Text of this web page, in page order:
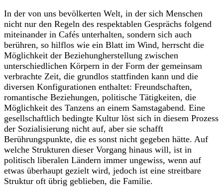
In der von uns bevölkerten Welt, in der sich Menschen
nicht nur den Regeln des respektablen Gesprächs folgend
miteinander in Cafés unterhalten, sondern sich auch
berühren, so hilflos wie ein Blatt im Wind, herrscht die
Möglichkeit der Beziehungherstellung zwischen
unterschiedlichen Körpern in der Form der gemeinsam
verbrachte Zeit, die grundlos stattfinden kann und die
diversen Konfigurationen enthaltet: Freundschaften,
romantische Beziehungen, politische Tätigkeiten, die
Möglichkeit des Tanzens an einem Samstagabend. Eine
gesellschaftlich bedingte Kultur löst sich in diesem Prozess
der Sozialisierung nicht auf, aber sie schafft
Berührungspunkte, die es sonst nicht gegeben hätte. Auf
welche Strukturen dieser Vorgang hinaus will, ist in
politisch liberalen Ländern immer ungewiss, wenn auf
etwas überhaupt gezielt wird, jedoch ist eine streitbare
Struktur oft übrig geblieben, die Familie.